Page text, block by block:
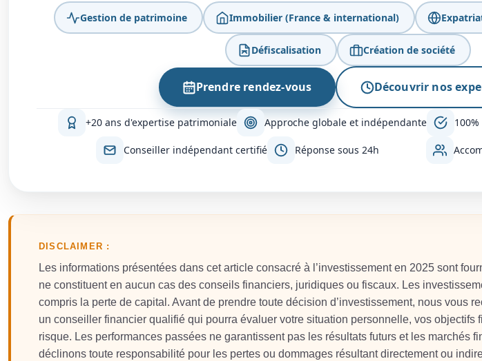
Gestion de patrimoine Immobilier (France & international)
Défiscalisation Création de société
Prendre rendez-vous Découvrir nos
+20 ans d'expertise patrimoniale Approche globale et indépendante
Conseiller indépendant certifié Réponse sous 24h
DISCLAIMER :
Les informations présentées dans cet article consacré à l’investissement en 2025 sont
ne constituent en aucun cas des conseils financiers, juridiques ou fiscaux. Les
compris la perte de capital. Avant de prendre toute décision d’investissement, nous vous
un conseiller financier qualifié qui pourra évaluer votre situation personnelle, vos objectifs
risque. Les performances passées ne garantissent pas les résultats futurs et les marchés
déclinons toute responsabilité pour les pertes ou dommages résultant directement ou